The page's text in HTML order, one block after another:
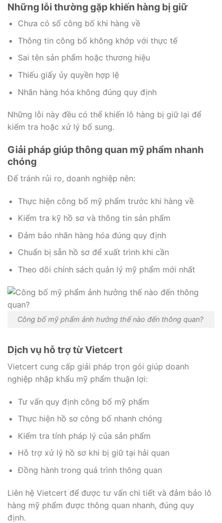
Những lỗi thường gặp khiến hàng bị giữ
Chưa có số công bố khi hàng về
Thông tin công bố không khớp với thực tế
Sai tên sản phẩm hoặc thương hiệu
Thiếu giấy ủy quyền hợp lệ
Nhãn hàng hóa không đúng quy định
Những lỗi này đều có thể khiến lô hàng bị giữ lại để
kiểm tra hoặc xử lý bổ sung.
Giải pháp giúp thông quan mỹ phẩm nhanh
chóng
Để tránh rủi ro, doanh nghiệp nên:
Thực hiện công bố mỹ phẩm trước khi hàng về
Kiểm tra kỹ hồ sơ và thông tin sản phẩm
Đảm bảo nhãn hàng hóa đúng quy định
Chuẩn bị sẵn hồ sơ để xuất trình khi cần
Theo dõi chính sách quản lý mỹ phẩm mới nhất
Công bố mỹ phẩm ảnh hưởng thế nào đến thông quan?
Dịch vụ hỗ trợ từ Vietcert
Vietcert cung cấp giải pháp trọn gói giúp doanh
nghiệp nhập khẩu mỹ phẩm thuận lợi:
Tư vấn quy định công bố mỹ phẩm
Thực hiện hồ sơ công bố nhanh chóng
Kiểm tra tính pháp lý của sản phẩm
Hỗ trợ xử lý hồ sơ khi bị giữ tại hải quan
Đồng hành trong quá trình thông quan
Liên hệ Vietcert để được tư vấn chi tiết và đảm bảo lô
hàng mỹ phẩm được thông quan nhanh, đúng quy
định.